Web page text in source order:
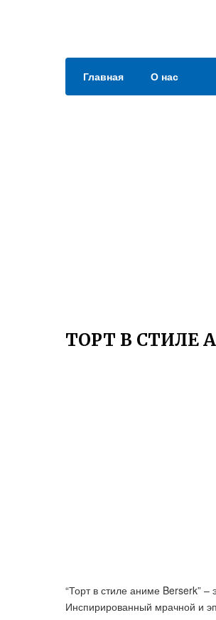
Главная О нас
ТОРТ В СТИЛЕ
“Торт в стиле аниме Berserk” –
Инспирированный мрачной и